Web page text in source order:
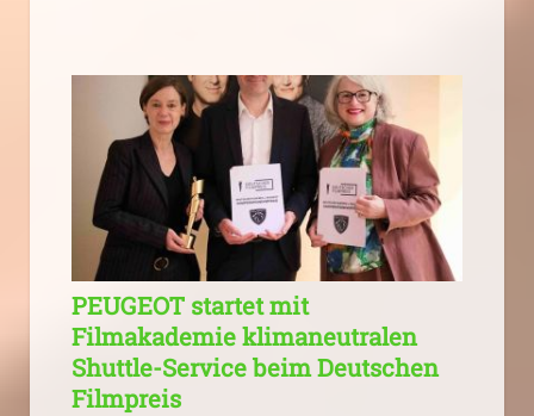
PEUGEOT startet mit
Filmakademie klimaneutralen
Shuttle-Service beim Deutschen
Filmpreis